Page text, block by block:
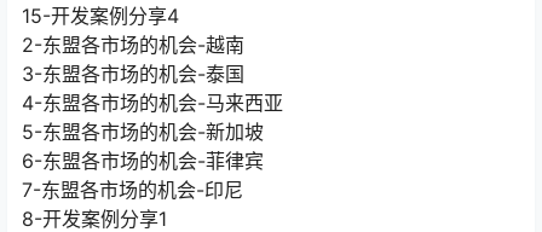
2-东盟各市场的机会-越南
3-东盟各市场的机会-泰国
4-东盟各市场的机会-马来西亚
5-东盟各市场的机会-新加坡
6-东盟各市场的机会-菲律宾
7-东盟各市场的机会-印尼
8-开发案例分享1
9-开发案例分享2